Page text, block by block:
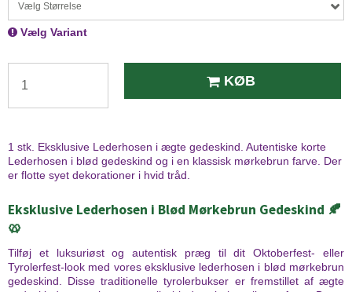
Vælg Størrelse
Vælg Variant
KØB
1 stk. Eksklusive Lederhosen i ægte gedeskind. Autentiske korte
Lederhosen i blød gedeskind og i en klassisk mørkebrun farve. Der
er flotte syet dekorationer i hvid tråd.
Eksklusive Lederhosen i Blød Mørkebrun Gedeskind 🍂
🥨
Tilføj et luksuriøst og autentisk præg til dit Oktoberfest- eller
Tyrolerfest-look med vores eksklusive lederhosen i blød mørkebrun
gedeskind. Disse traditionelle tyrolerbukser er fremstillet af ægte